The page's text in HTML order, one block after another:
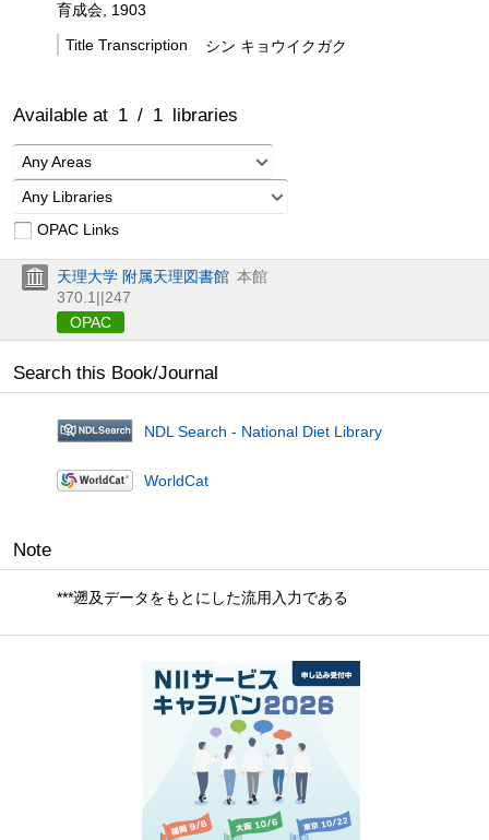
育成会, 1903
Title Transcription
シン キョウイクガク
Available at 1 / 1 libraries
Any Areas
Any Libraries
OPAC Links
天理大学 附属天理図書館 本館
370.1||247
OPAC
Search this Book/Journal
NDL Search - National Diet Library
WorldCat
Note
***遡及データをもとにした流用入力である